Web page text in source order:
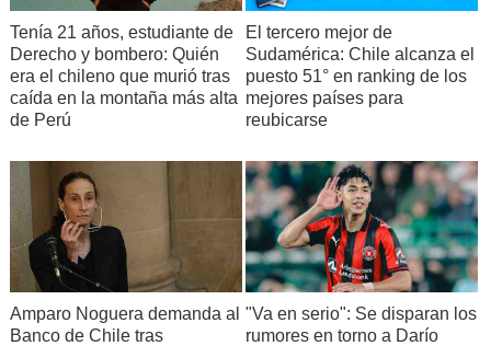
Tenía 21 años, estudiante de
Derecho y bombero: Quién
era el chileno que murió tras
caída en la montaña más alta
de Perú
El tercero mejor de
Sudamérica: Chile alcanza el
puesto 51° en ranking de los
mejores países para
reubicarse
Amparo Noguera demanda al
Banco de Chile tras
"Va en serio": Se disparan los
rumores en torno a Darío